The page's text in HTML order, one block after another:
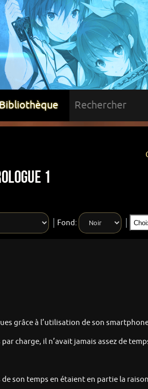
1
Fond:
grâce à l’utilisation de son
charge, il n’avait jamais assez de
son temps en étaient en partie la